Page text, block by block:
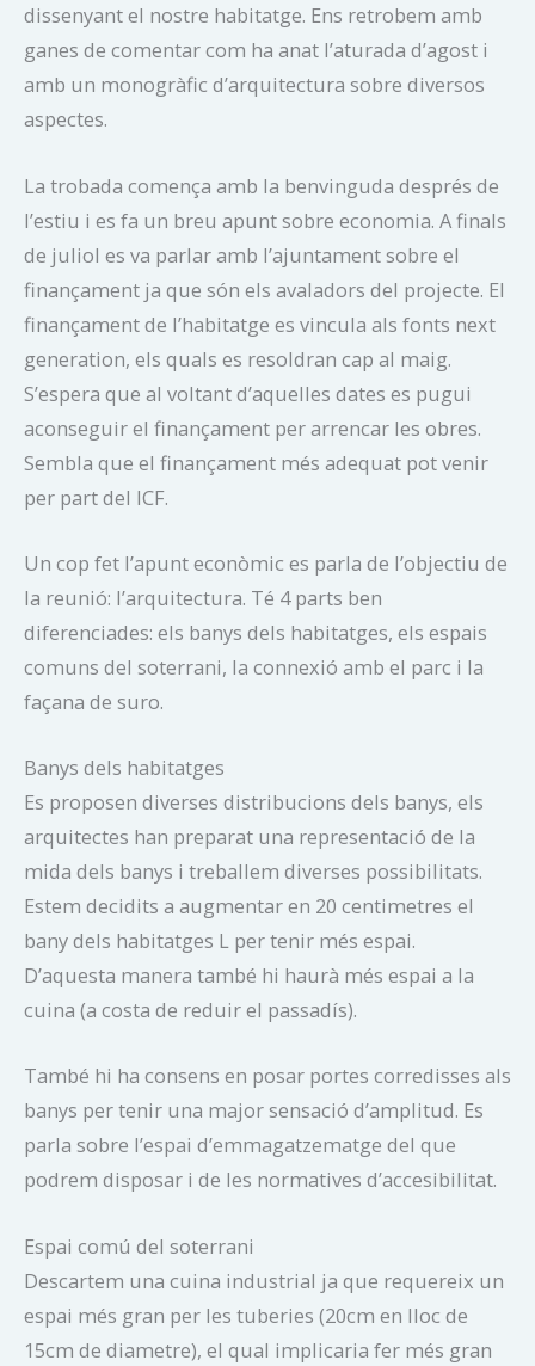
dissenyant el nostre habitatge. Ens retrobem amb
ganes de comentar com ha anat l’aturada d’agost i
amb un monogràfic d’arquitectura sobre diversos
aspectes.
La trobada comença amb la benvinguda després de
l’estiu i es fa un breu apunt sobre economia. A finals
de juliol es va parlar amb l’ajuntament sobre el
finançament ja que són els avaladors del projecte. El
finançament de l’habitatge es vincula als fonts next
generation, els quals es resoldran cap al maig.
S’espera que al voltant d’aquelles dates es pugui
aconseguir el finançament per arrencar les obres.
Sembla que el finançament més adequat pot venir
per part del ICF.
Un cop fet l’apunt econòmic es parla de l’objectiu de
la reunió: l’arquitectura. Té 4 parts ben
diferenciades: els banys dels habitatges, els espais
comuns del soterrani, la connexió amb el parc i la
façana de suro.
Banys dels habitatges
Es proposen diverses distribucions dels banys, els
arquitectes han preparat una representació de la
mida dels banys i treballem diverses possibilitats.
Estem decidits a augmentar en 20 centimetres el
bany dels habitatges L per tenir més espai.
D’aquesta manera també hi haurà més espai a la
cuina (a costa de reduir el passadís).
També hi ha consens en posar portes corredisses als
banys per tenir una major sensació d’amplitud. Es
parla sobre l’espai d’emmagatzematge del que
podrem disposar i de les normatives d’accesibilitat.
Espai comú del soterrani
Descartem una cuina industrial ja que requereix un
espai més gran per les tuberies (20cm en lloc de
15cm de diametre), el qual implicaria fer més gran